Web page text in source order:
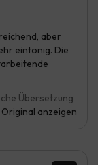
aber
eintönig. Die
Übersetzung
Original anzeigen